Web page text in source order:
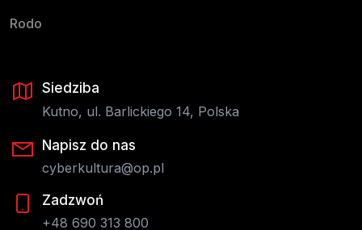
Rodo
Siedziba
Kutno, ul. Barlickiego 14, Polska
Napisz do nas
cyberkultura@op.pl
Zadzwoń
+48 690 313 800